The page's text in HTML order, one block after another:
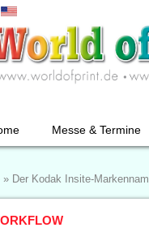
Messe & Termine
» Der Kodak Insite-